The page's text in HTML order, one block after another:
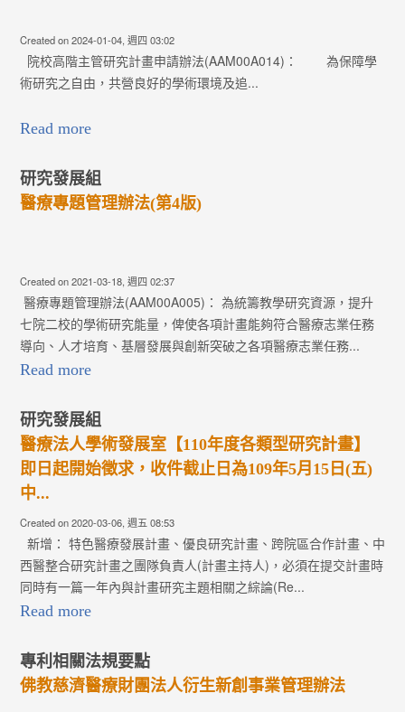
Created on 2024-01-04, 週四 03:02
院校高階主管研究計畫申請辦法(AAM00A014)： 為保障學
術研究之自由，共營良好的學術環境及追...
Read more
研究發展組
醫療專題管理辦法(第4版)
Created on 2021-03-18, 週四 02:37
醫療專題管理辦法(AAM00A005)： 為統籌教學研究資源，提升
七院二校的學術研究能量，俾使各項計畫能夠符合醫療志業任務
導向、人才培育、基層發展與創新突破之各項醫療志業任務...
Read more
研究發展組
醫療法人學術發展室【110年度各類型研究計畫】
即日起開始徵求，收件截止日為109年5月15日(五)
中...
Created on 2020-03-06, 週五 08:53
新增： 特色醫療發展計畫、優良研究計畫、跨院區合作計畫、中
西醫整合研究計畫之團隊負責人(計畫主持人)，必須在提交計畫時
同時有一篇一年內與計畫研究主題相關之綜論(Re...
Read more
專利相關法規要點
佛教慈濟醫療財團法人衍生新創事業管理辦法